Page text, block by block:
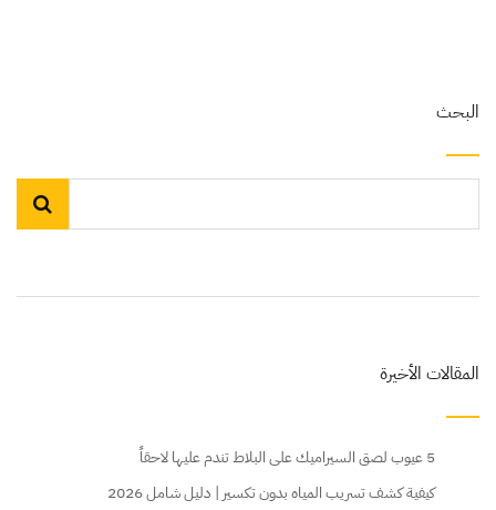
البحث
المقالات الأخيرة
5 عيوب لصق السيراميك على البلاط تندم عليها لاحقاً
كيفية كشف تسريب المياه بدون تكسير | دليل شامل 2026